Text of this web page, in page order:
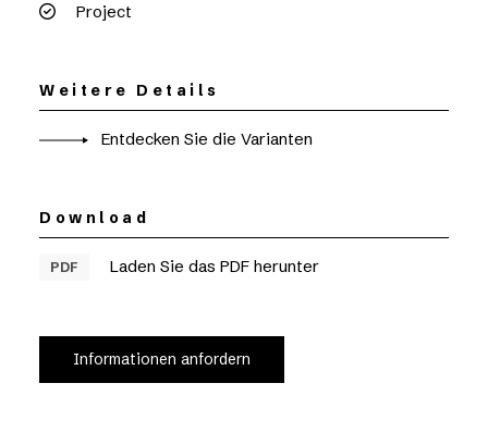
Project
Weitere Details
Entdecken Sie die Varianten
Download
PDF Laden Sie das PDF herunter
Informationen anfordern